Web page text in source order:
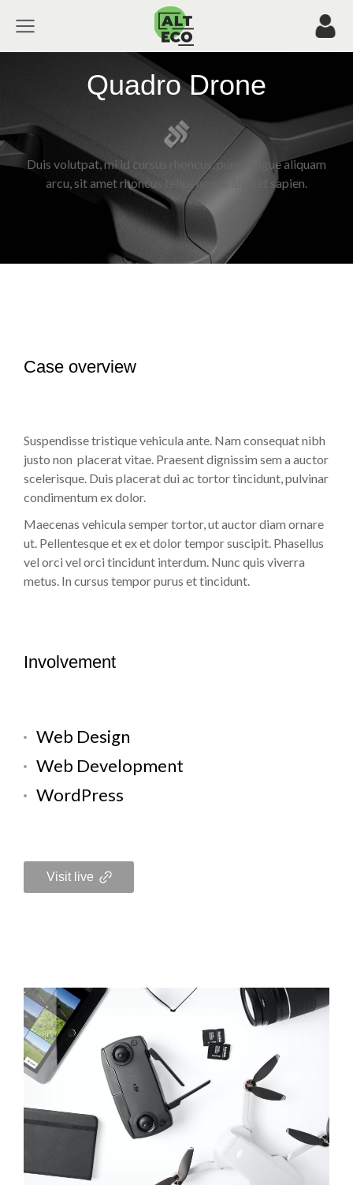
Quadro Drone
Duis volutpat, mi id cursus rhoncus, purus augue aliquam
arcu, sit amet rhoncus tellus neque aliquet sapien.
Case overview
Suspendisse tristique vehicula ante. Nam consequat nibh
justo non placerat vitae. Praesent dignissim sem a auctor
scelerisque. Duis placerat dui ac tortor tincidunt, pulvinar
condimentum ex dolor.
Maecenas vehicula semper tortor, ut auctor diam ornare
ut. Pellentesque et ex et dolor tempor suscipit. Phasellus
vel orci vel orci tincidunt interdum. Nunc quis viverra
metus. In cursus tempor purus et tincidunt.
Involvement
Web Design
Web Development
WordPress
Visit live